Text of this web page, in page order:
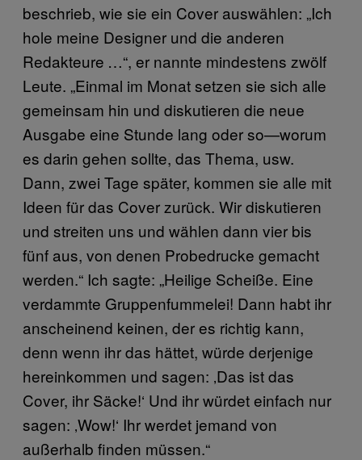
beschrieb, wie sie ein Cover auswählen: „Ich
hole meine Designer und die anderen
Redakteure …“, er nannte mindestens zwölf
Leute. „Einmal im Monat setzen sie sich alle
gemeinsam hin und diskutieren die neue
Ausgabe eine Stunde lang oder so—worum
es darin gehen sollte, das Thema, usw.
Dann, zwei Tage später, kommen sie alle mit
Ideen für das Cover zurück. Wir diskutieren
und streiten uns und wählen dann vier bis
fünf aus, von denen Probedrucke gemacht
werden.“ Ich sagte: „Heilige Scheiße. Eine
verdammte Gruppenfummelei! Dann habt ihr
anscheinend keinen, der es richtig kann,
denn wenn ihr das hättet, würde derjenige
hereinkommen und sagen: ‚Das ist das
Cover, ihr Säcke!‘ Und ihr würdet einfach nur
sagen: ‚Wow!‘ Ihr werdet jemand von
außerhalb finden müssen.“